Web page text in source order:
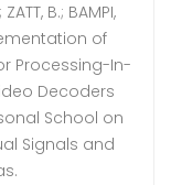
; ZATT, B.; BAMPI,
of
Processing-In-
Decoders
School on
Signals and